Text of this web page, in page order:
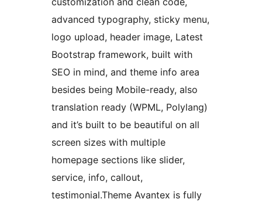
advanced typography, sticky menu,
logo upload, header image, Latest
Bootstrap framework, built with
SEO in mind, and theme info area
besides being Mobile-ready, also
translation ready (WPML, Polylang)
and it’s built to be beautiful on all
screen sizes with multiple
homepage sections like slider,
service, info, callout,
testimonial.Theme Avantex is fully